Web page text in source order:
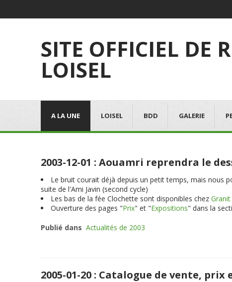
SITE OFFICIEL DE
LOISEL
A LA UNE LOISEL BDD GALERIE
2003-12-01 : Aouamri reprendra le
Le bruit courait déjà depuis un petit temps, mais nous
suite de l'Ami Javin (second cycle)
Les bas de la fée Clochette sont disponibles chez Granit
Ouverture des pages "Prix" et "Expositions" dans la
Publié dans Actualités de 2003
2005-01-20 : Catalogue de vente,